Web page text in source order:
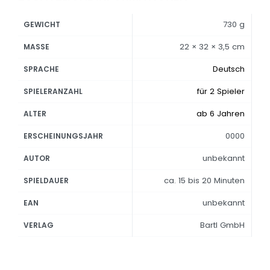
GEWICHT 730 g
MASSE 22 × 32 × 3,5 cm
SPRACHE Deutsch
SPIELERANZAHL für 2 Spieler
ALTER ab 6 Jahren
ERSCHEINUNGSJAHR 0000
AUTOR unbekannt
SPIELDAUER ca. 15 bis 20 Minuten
EAN unbekannt
VERLAG Bartl GmbH